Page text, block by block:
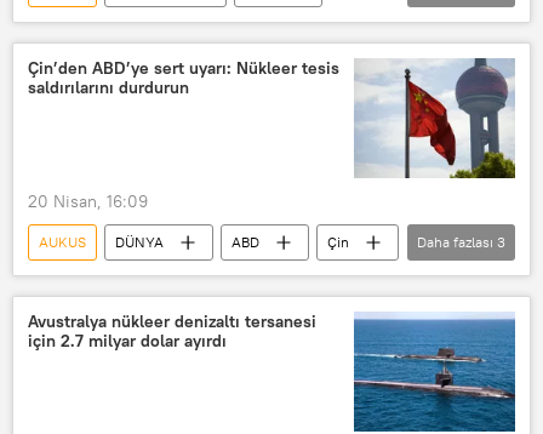
Pete Hegseth
John Healey
Avustralya
ABD
Çin’den ABD’ye sert uyarı: Nükleer tesis
saldırılarını durdurun
20 Nisan, 16:09
AUKUS DÜNYA ABD
Çin
Pekin
Nükleer Silahların Yasaklanması Antlaşması (NPT)
Nükleer
Daha fazlası 3
Avustralya nükleer denizaltı tersanesi
için 2.7 milyar dolar ayırdı